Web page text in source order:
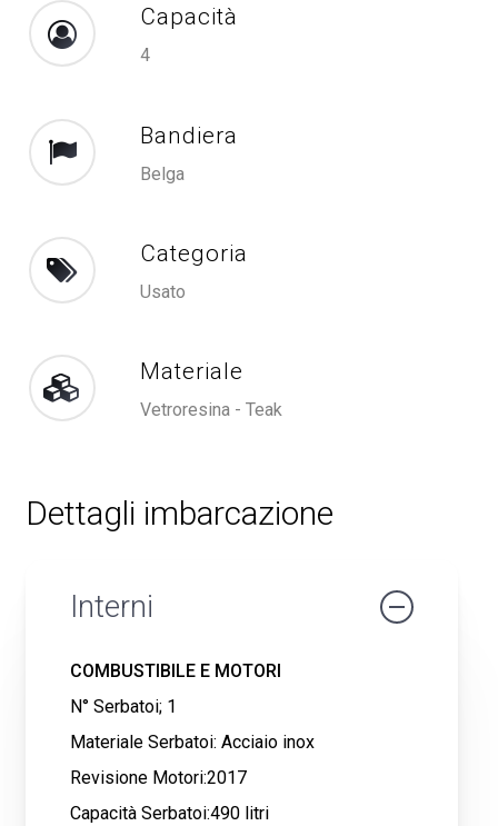
Capacità
4
Bandiera
Belga
Categoria
Usato
Materiale
Vetroresina - Teak
Dettagli imbarcazione
Interni
COMBUSTIBILE E MOTORI
N° Serbatoi; 1
Materiale Serbatoi: Acciaio inox
Revisione Motori:2017
Capacità Serbatoi:490 litri